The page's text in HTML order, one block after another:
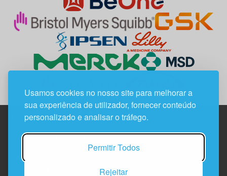
Usamos cookies no nosso site para melhorar a
sua experiência de utilizador, fornecer conteúdo
personalizado e analisar o tráfego.
Permitir Todos
Rejeitar
Edif. Lisboa Oriente | Av. Infante D. Henrique, n.º 333H, esc.
1800-282 Lisboa | Portugal